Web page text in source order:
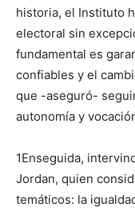
historia, el Instituto
electoral sin
fundamental es
confiables y el
que -aseguró-
autonomía y
1Enseguida,
Jordan, quien
temáticos: la